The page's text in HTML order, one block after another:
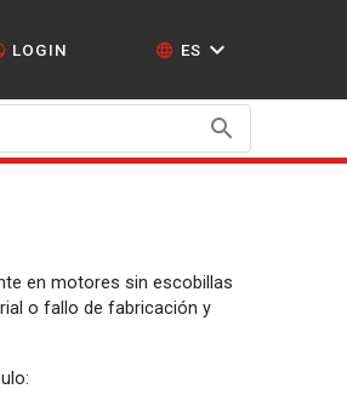
LOGIN ES
en motores sin escobillas
o fallo de fabricación y